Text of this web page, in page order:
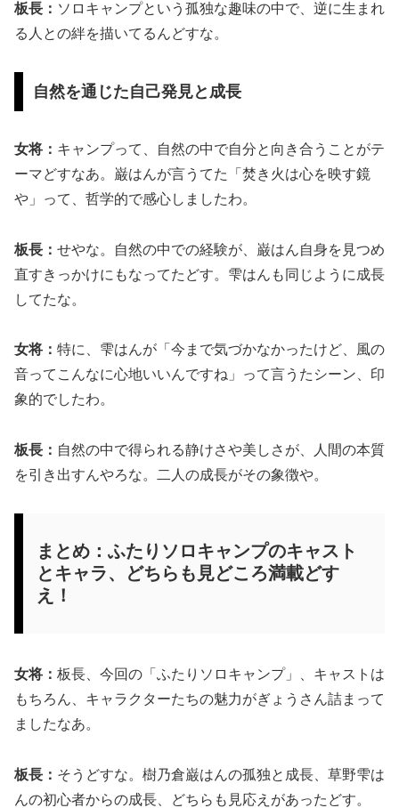
板長： ソロキャンプという孤独な趣味の中で、逆に生まれ
る人との絆を描いてるんどすな。
自然を通じた自己発見と成長
女将： キャンプって、自然の中で自分と向き合うことがテ
ーマどすなあ。巌はんが言うてた「焚き火は心を映す鏡
や」って、哲学的で感心しましたわ。
板長： せやな。自然の中での経験が、巌はん自身を見つめ
直すきっかけにもなってたどす。雫はんも同じように成長
してたな。
女将： 特に、雫はんが「今まで気づかなかったけど、風の
音ってこんなに心地いいんですね」って言うたシーン、印
象的でしたわ。
板長： 自然の中で得られる静けさや美しさが、人間の本質
を引き出すんやろな。二人の成長がその象徴や。
まとめ：ふたりソロキャンプのキャスト
とキャラ、どちらも見どころ満載どす
え！
女将： 板長、今回の「ふたりソロキャンプ」、キャストは
もちろん、キャラクターたちの魅力がぎょうさん詰まって
ましたなあ。
板長： そうどすな。樹乃倉巌はんの孤独と成長、草野雫は
んの初心者からの成長、どちらも見応えがあったどす。